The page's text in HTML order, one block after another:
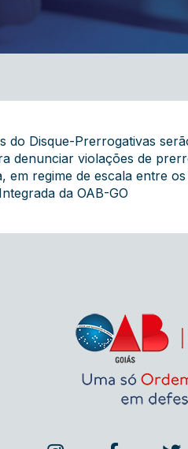
do Disque-Prerrogativas
denunciar violações de
regime de escala entre
da OAB-GO